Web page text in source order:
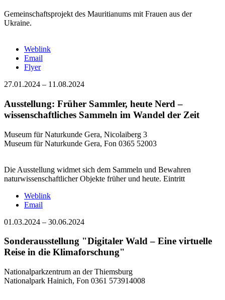
Gemeinschaftsprojekt des Mauritianums mit Frauen aus der
Ukraine.
Weblink
Email
Flyer
27.01.2024 – 11.08.2024
Ausstellung: Früher Sammler, heute Nerd –
wissenschaftliches Sammeln im Wandel der Zeit
Museum für Naturkunde Gera, Nicolaiberg 3
Museum für Naturkunde Gera, Fon 0365 52003
Die Ausstellung widmet sich dem Sammeln und Bewahren
naturwissenschaftlicher Objekte früher und heute. Eintritt
Weblink
Email
01.03.2024 – 30.06.2024
Sonderausstellung "Digitaler Wald – Eine virtuelle
Reise in die Klimaforschung"
Nationalparkzentrum an der Thiemsburg
Nationalpark Hainich, Fon 0361 573914008